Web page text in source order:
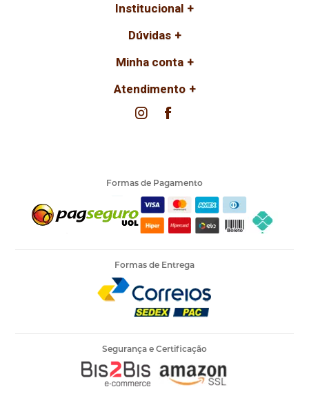
Institucional
Dúvidas
Minha conta
Atendimento
Formas de Pagamento
Formas de Entrega
Segurança e Certificação